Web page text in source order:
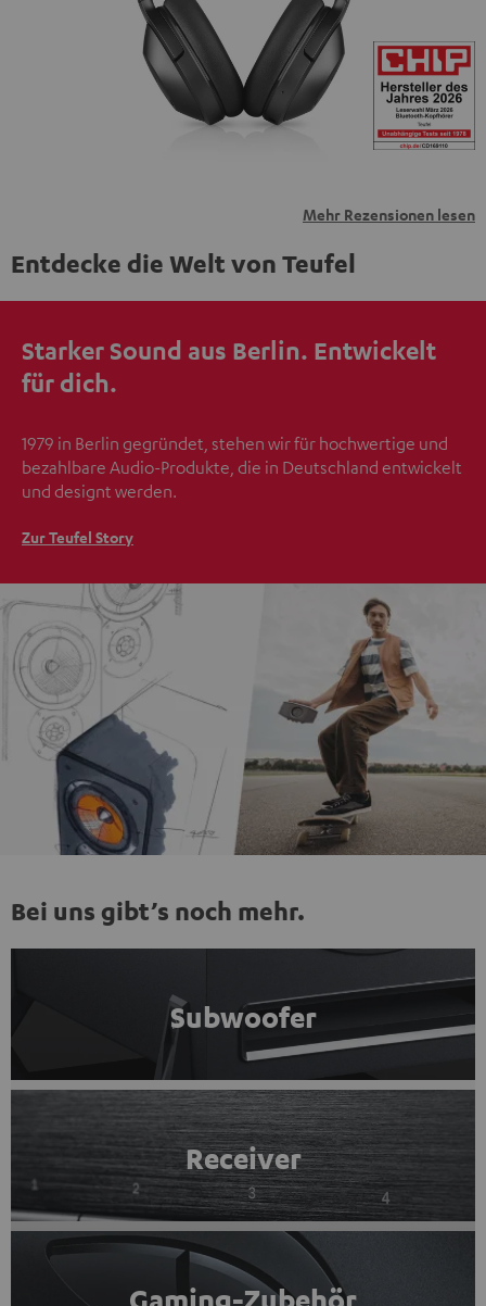
übermittelt werden.
Weitere Informationen sind in der
Datenschutzerklärung unter I zu finden.
Mehr Rezensionen lesen
Entdecke die Welt von Teufel
Starker Sound aus Berlin. Entwickelt
für dich.
1979 in Berlin gegründet, stehen wir für hochwertige und
bezahlbare Audio-Produkte, die in Deutschland entwickelt
und designt werden.
Zur Teufel Story
Bei uns gibt’s noch mehr.
Subwoofer
Receiver